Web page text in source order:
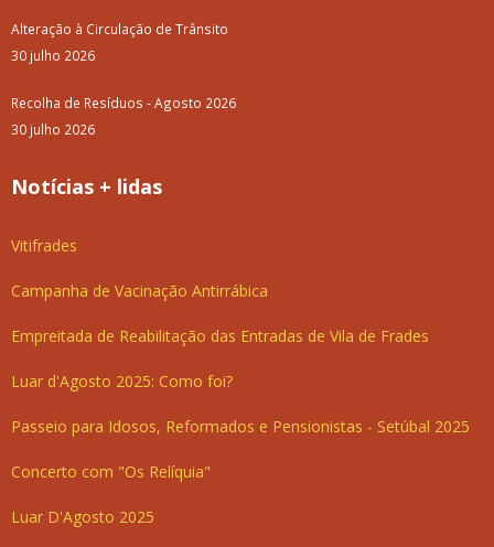
Alteração à Circulação de Trânsito
30 julho 2026
Recolha de Resíduos - Agosto 2026
30 julho 2026
Notícias + lidas
Vitifrades
Campanha de Vacinação Antirrábica
Empreitada de Reabilitação das Entradas de Vila de Frades
Luar d'Agosto 2025: Como foi?
Passeio para Idosos, Reformados e Pensionistas - Setúbal 2025
Concerto com "Os Relíquia"
Luar D'Agosto 2025